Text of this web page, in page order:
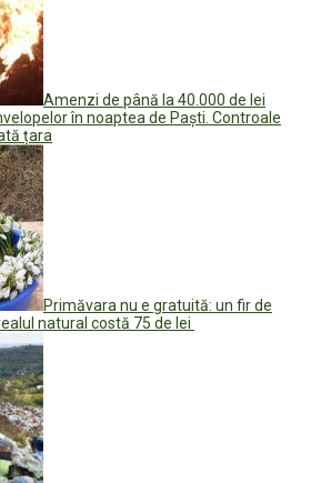
Amenzi de până la 40.000 de lei
în noaptea de Paști. Controale
țara
Primăvara nu e gratuită: un fir de
natural costă 75 de lei